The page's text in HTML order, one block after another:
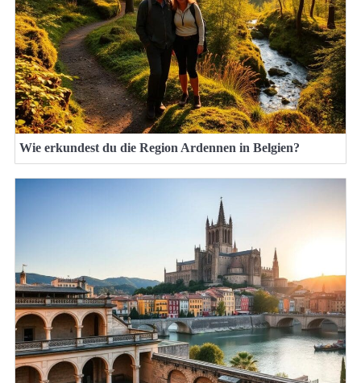
Wie erkundest du die Region Ardennen in Belgien?